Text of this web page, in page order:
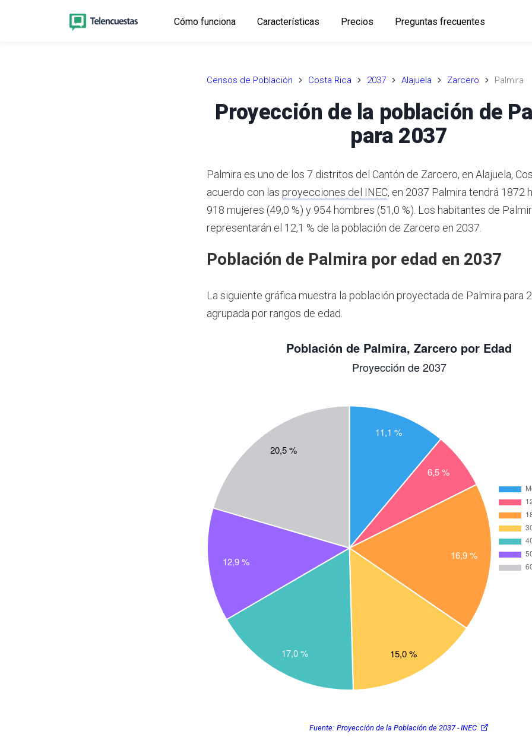
Cómo funciona Características Precios Preguntas frecuentes
Censos de Población Costa Rica 2037 Alajuela Zarcero Palmira
Proyección de la población de
para 2037
Palmira es uno de los 7 distritos del Cantón de Zarcero, en Alajuela,
acuerdo con las proyecciones del INEC, en 2037 Palmira tendrá 1872
918 mujeres (49,0 %) y 954 hombres (51,0 %). Los habitantes de
representarán el 12,1 % de la población de Zarcero en 2037.
Población de Palmira por edad en 2037
La siguiente gráfica muestra la población proyectada de Palmira para
agrupada por rangos de edad.
Fuente: Proyección de la Población de 2037 - INEC